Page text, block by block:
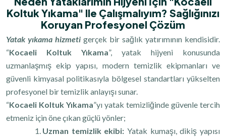
Koltuk Yıkama" Ile Çalışmalıyım? Sağlığınızı
Koruyan Profesyonel Çözüm
Yatak yıkama hizmeti gerçek bir sağlık yatırımının kendisidir.
“Kocaeli Koltuk Yıkama”, yatak hijyeni konusunda
uzmanlaşmış ekip yapısı, modern temizlik ekipmanları ve
güvenli kimyasal politikasıyla bölgesel standartları yükselten
profesyonel bir temizlik anlayışı sunar.
“Kocaeli Koltuk Yıkama”yı yatak temizliğinde güvenle tercih
etmeniz için öne çıkan güçlü yönler;
Uzman temizlik ekibi: Yatak kumaşı, dikiş yapısı